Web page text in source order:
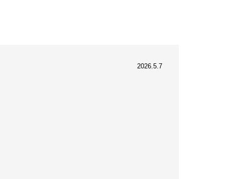
2026.5.7